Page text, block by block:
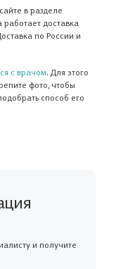
в разделе
доставка
по России и
с врачом. Для этого
фото, чтобы
способ его
и получите